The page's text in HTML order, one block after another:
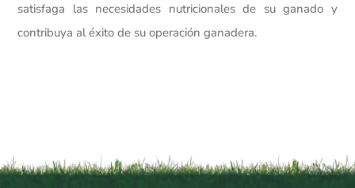
satisfaga las necesidades nutricionales de su ganado y
contribuya al éxito de su operación ganadera.